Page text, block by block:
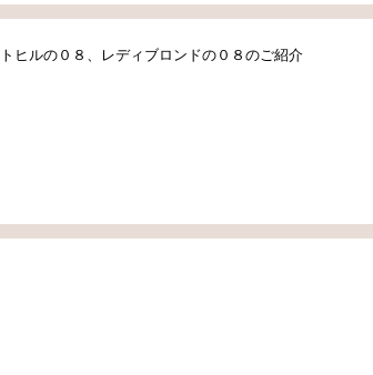
ヒルの０８、レディブロンドの０８のご紹介